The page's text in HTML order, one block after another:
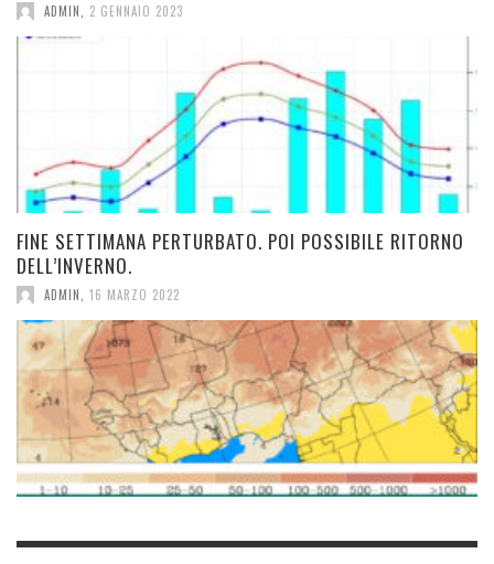
ADMIN 2 GENNAIO 2023
FINE SETTIMANA PERTURBATO. POI POSSIBILE RITORNO
DELL’INVERNO.
ADMIN 16 MARZO 2022